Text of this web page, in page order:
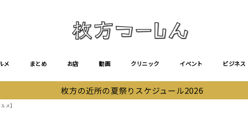
メ まとめ お店 動画 クリニック イベント ビジネス
枚方の近所の夏祭りスケジュール2026
メ】